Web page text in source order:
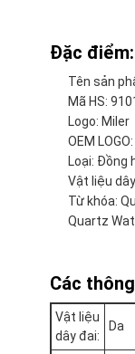
Đặc điểm:
Tên sản
Mã HS:
Logo: Miler
OEM
Loại: Đồng
Vật liệu
Từ khóa:
Quartz
Các
Vật liệu
dây đai:
Da